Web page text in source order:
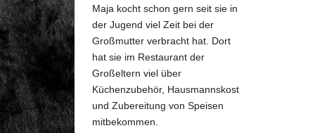
Maja kocht schon gern seit sie in
der Jugend viel Zeit bei der
Großmutter verbracht hat. Dort
hat sie im Restaurant der
Großeltern viel über
Küchenzubehör, Hausmannskost
und Zubereitung von Speisen
mitbekommen.